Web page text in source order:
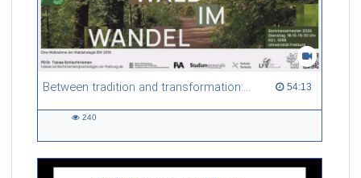
Between tradition and transformation: how owners, advisers and institutions co-create knowledge for resilient forests in Europe 54:13
54:13 duration
240